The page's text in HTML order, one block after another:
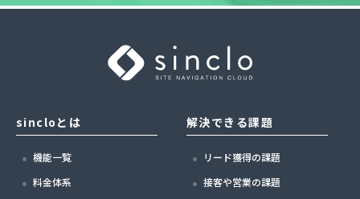
sincloとは
機能一覧
料金体系
解決できる課題
リード獲得の課題
接客や営業の課題